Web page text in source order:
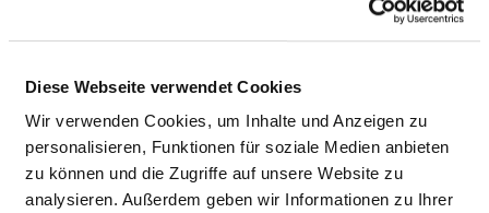
Diese Webseite verwendet Cookies
Wir verwenden Cookies, um Inhalte und Anzeigen zu
personalisieren, Funktionen für soziale Medien anbieten
zu können und die Zugriffe auf unsere Website zu
analysieren. Außerdem geben wir Informationen zu Ihrer
12 5-
Zusatzinformationen zu
Materialien: Verwendung eines
Gefäßverschlusssystems:
Resorbierbare Plugs mit Anker
Resorbierbare Plugs mit Anker